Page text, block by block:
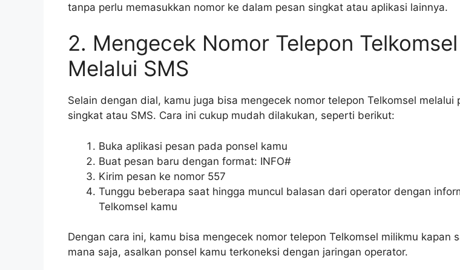
tanpa perlu memasukkan nomor ke dalam pesan singkat atau aplikasi lainnya.
2. Mengecek Nomor Telepon Telkomsel
Melalui SMS
Selain dengan dial, kamu juga bisa mengecek nomor telepon Telkomsel melalui
singkat atau SMS. Cara ini cukup mudah dilakukan, seperti berikut:
Buka aplikasi pesan pada ponsel kamu
Buat pesan baru dengan format: INFO#
Kirim pesan ke nomor 557
Tunggu beberapa saat hingga muncul balasan dari operator dengan
Telkomsel kamu
Dengan cara ini, kamu bisa mengecek nomor telepon Telkomsel milikmu kapan
mana saja, asalkan ponsel kamu terkoneksi dengan jaringan operator.